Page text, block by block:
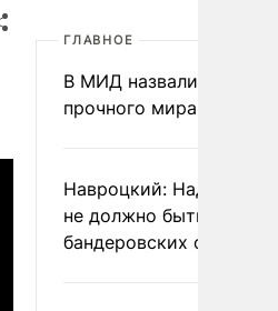
ГЛАВНОЕ
В МИД назвали условия
прочного мира на
Навроцкий: Над
не должно быть
бандеровских флагов